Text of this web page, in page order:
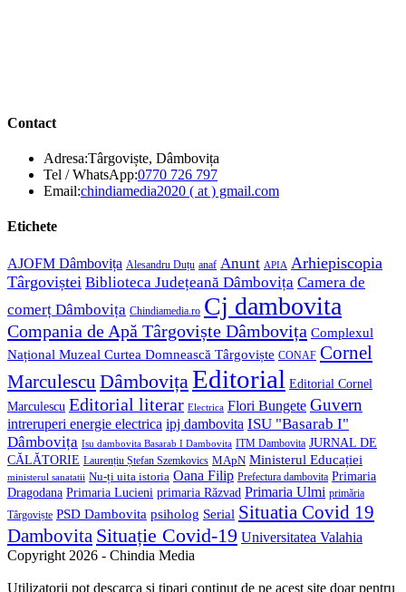
Contact
Adresa:Târgoviște, Dâmbovița
Tel / WhatsApp:0770 726 797Opens
in
Email:chindiamedia2020 ( at ) gmail.comOpens
Etichete
AJOFM Dâmbovița Alesandru Duțu anaf Anunt APIA Arhiepiscopia
Târgoviștei Biblioteca Județeană Dâmbovița Camera de
comerț Dâmbovița Chindiamedia.ro Cj dambovita
Compania de Apă Târgoviște Dâmbovița Complexul
Național Muzeal Curtea Domnească Târgoviște CONAF Cornel
Marculescu DâmbovițaEditorial Editorial Cornel
Marculescu Editorial literar Electrica Flori Bungete Guvern
intreruperi energie electrica ipj dambovita ISU "Basarab I"
Dâmbovița Isu dambovita Basarab I Dambovita ITM Dambovita JURNAL DE
CĂLĂTORIE Laurențiu Ștefan Szemkovics MApN Ministerul Educației
ministerul sanatatii Nu-ți uita istoria Oana Filip Prefectura dambovita Primaria
Dragodana Primaria Lucieni primaria Răzvad Primaria Ulmi primăria
Târgoviște PSD Dambovita psiholog Serial Situatia Covid 19
Dambovita Situație Covid-19 Universitatea Valahia
Copyright 2026 - Chindia Media
Utilizatorii pot descarca si tipari continut de pe acest site doar pentru